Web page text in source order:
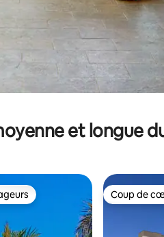
et longue
les plus appréciés Coup de
Coup de